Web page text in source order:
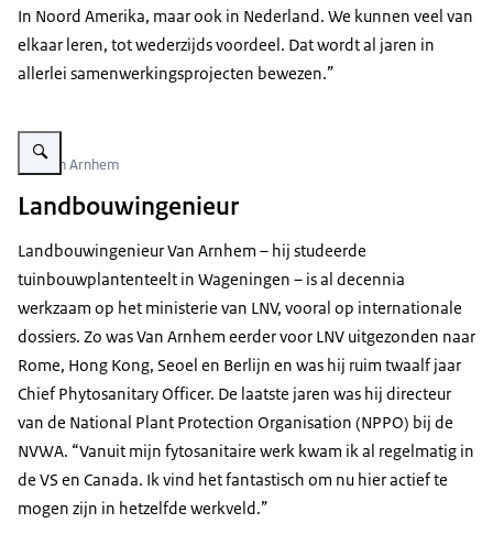
In Noord Amerika, maar ook in Nederland. We kunnen veel van
elkaar leren, tot wederzijds voordeel. Dat wordt al jaren in
allerlei samenwerkingsprojecten bewezen.”
Vergroot afbeelding Ton van Arnhem
Ton van Arnhem
Landbouwingenieur
Landbouwingenieur Van Arnhem – hij studeerde
tuinbouwplantenteelt in Wageningen – is al decennia
werkzaam op het ministerie van LNV, vooral op internationale
dossiers. Zo was Van Arnhem eerder voor LNV uitgezonden naar
Rome, Hong Kong, Seoel en Berlijn en was hij ruim twaalf jaar
Chief Phytosanitary Officer. De laatste jaren was hij directeur
van de National Plant Protection Organisation (NPPO) bij de
NVWA. “Vanuit mijn fytosanitaire werk kwam ik al regelmatig in
de VS en Canada. Ik vind het fantastisch om nu hier actief te
mogen zijn in hetzelfde werkveld.”